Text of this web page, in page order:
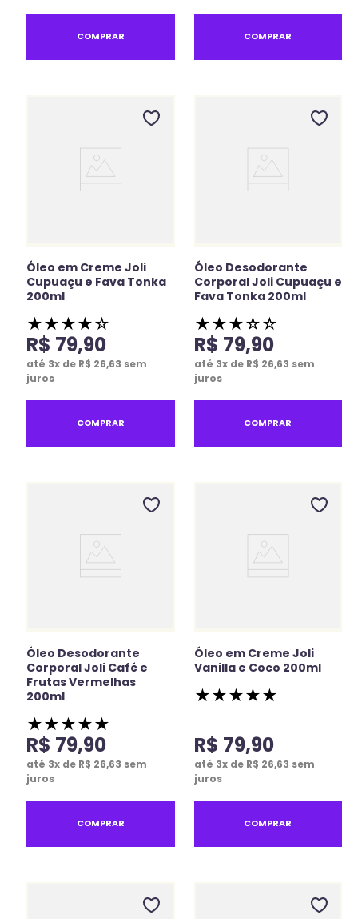
COMPRAR COMPRAR
Óleo em Creme Joli
Cupuaçu e Fava Tonka
200ml
★★★★☆
R$ 79,90
até 3x de R$ 26,63 sem
juros
COMPRAR
Óleo Desodorante
Corporal Joli Cupuaçu e
Fava Tonka 200ml
★★★☆☆
R$ 79,90
até 3x de R$ 26,63 sem
juros
COMPRAR
Óleo Desodorante
Corporal Joli Café e
Frutas Vermelhas
200ml
★★★★★
R$ 79,90
até 3x de R$ 26,63 sem
juros
COMPRAR
Óleo em Creme Joli
Vanilla e Coco 200ml
★★★★★
R$ 79,90
até 3x de R$ 26,63 sem
juros
COMPRAR